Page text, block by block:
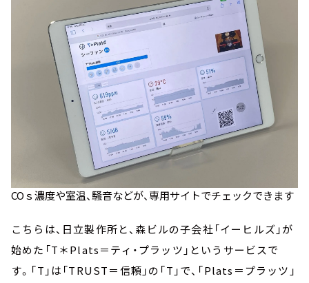
COｓ濃度や室温、騒音などが、専用サイトでチェックできます
こちらは、日立製作所と、森ビルの子会社「イーヒルズ」が
始めた「T＊Plats＝ティ・プラッツ」というサービスで
す。「T」は「TRUST＝信頼」の「T」で、「Plats＝プラッツ」